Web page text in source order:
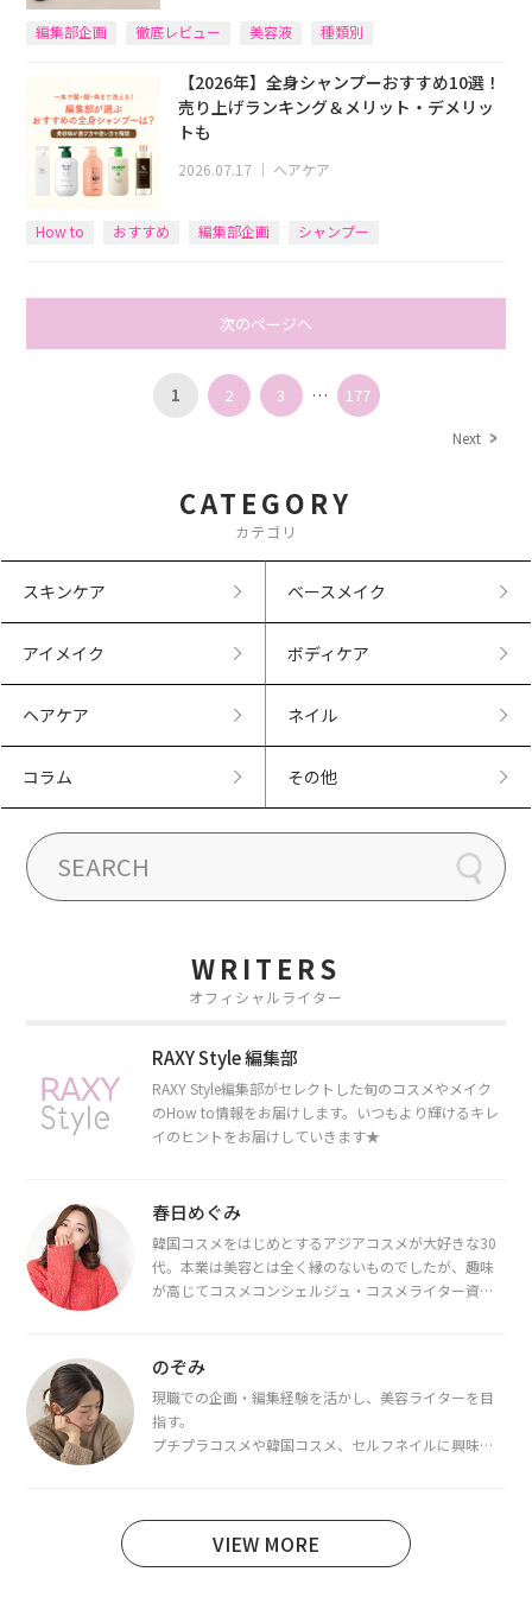
編集部企画 徹底レビュー 美容液 種類別
【2026年】全身シャンプーおすすめ10選！
売り上げランキング＆メリット・デメリッ
トも
2026.07.17 ｜ ヘアケア
How to おすすめ 編集部企画 シャンプー
次のページへ
1 2 3 … 177
Next
CATEGORY
カテゴリ
スキンケア ベースメイク
アイメイク ボディケア
ヘアケア ネイル
コラム その他
WRITERS
オフィシャルライター
RAXY Style 編集部
RAXY Style編集部がセレクトした旬のコスメやメイク
のHow to情報をお届けします。いつもより輝けるキレ
イのヒントをお届けしていきます★
春日めぐみ
韓国コスメをはじめとするアジアコスメが大好きな30
代。本業は美容とは全く縁のないものでしたが、趣味
が高じてコスメコンシェルジュ・コスメライター資格
断・骨格診断によるイメージコンサルティングも行っ
のぞみ
現職での企画・編集経験を活かし、美容ライターを目
指す。
プチプラコスメや韓国コスメ、セルフネイルに興味が
日本化粧品検定1級保有。
VIEW MORE